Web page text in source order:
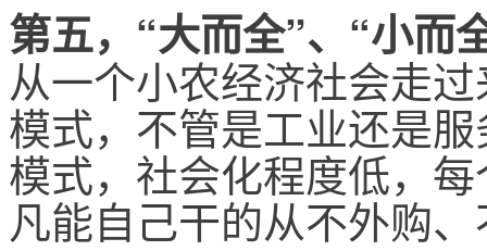
第五，“大而全”、“小而
从一个小农经济社会走
模式，不管是工业还是服
模式，社会化程度低，
凡能自己干的从不外购